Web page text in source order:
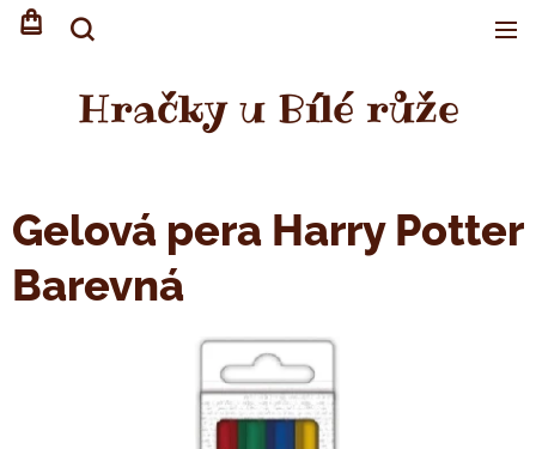
Hračky u Bílé růže
Gelová pera Harry Potter
Barevná